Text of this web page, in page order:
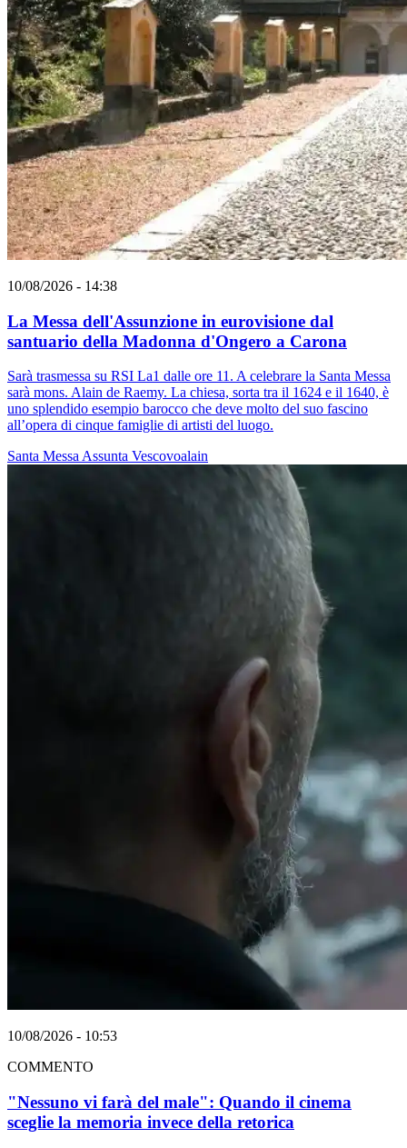
10/08/2026 - 14:38
La Messa dell'Assunzione in eurovisione dal
santuario della Madonna d'Ongero a Carona
Sarà trasmessa su RSI La1 dalle ore 11. A celebrare la Santa Messa
sarà mons. Alain de Raemy. La chiesa, sorta tra il 1624 e il 1640, è
uno splendido esempio barocco che deve molto del suo fascino
all’opera di cinque famiglie di artisti del luogo.
Santa Messa Assunta Vescovoalain
10/08/2026 - 10:53
COMMENTO
"Nessuno vi farà del male": Quando il cinema
sceglie la memoria invece della retorica